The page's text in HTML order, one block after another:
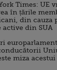
Times: UE
în țările
din cauza
active din SUA
miza